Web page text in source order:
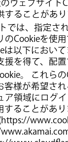
ウェブサイト
ることがあり
では、指定さ
のCookieを使
は以下におい
援を得て、配置
。 これら
客様が希望さ
ア領域にログ
ることがあり